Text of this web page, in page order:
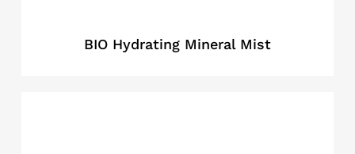
BIO Hydrating Mineral Mist